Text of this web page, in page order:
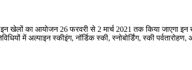
खेलों का आयोजन 26 फरवरी से 2 मार्च 2021 तक किया
में अल्पाइन स्कीइंग, नॉर्डिक स्की, स्नोबोर्डिंग, स्की